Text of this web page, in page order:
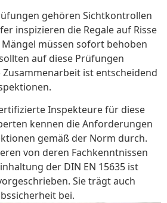
gehören Sichtkontrollen
inspizieren die Regale auf Risse
müssen sofort behoben
auf diese Prüfungen
ist entscheidend
Inspekteure für diese
kennen die Anforderungen
gemäß der Norm durch.
von deren Fachkenntnissen
der DIN EN 15635 ist
Sie trägt auch
bei.